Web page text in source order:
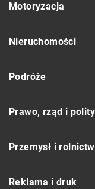
Motoryzacja
Nieruchomości
Podróże
Prawo, rząd i
Przemysł i
Reklama i druk